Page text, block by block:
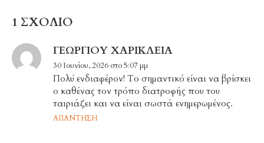
1 ΣΧΟΛΙΟ
ΓΕΩΡΓΊΟΥ ΧΑΡΊΚΛΕΙΑ
30 Ιουνίου, 2026 στο 5:07 μμ
Πολύ ενδιαφέρον! Το σημαντικό είναι να βρίσκει
ο καθένας τον τρόπο διατροφής που του
ταιριάζει και να είναι σωστά ενημερωμένος.
ΑΠΆΝΤΗΣΗ